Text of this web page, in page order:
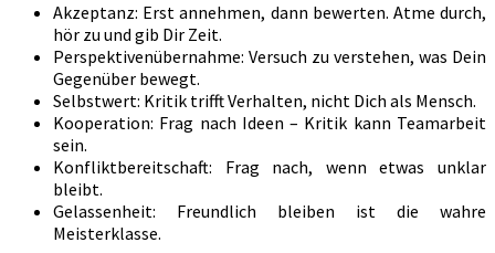
Akzeptanz: Erst annehmen, dann bewerten. Atme durch,
hör zu und gib Dir Zeit.
Perspektivenübernahme: Versuch zu verstehen, was Dein
Gegenüber bewegt.
Selbstwert: Kritik trifft Verhalten, nicht Dich als Mensch.
Kooperation: Frag nach Ideen – Kritik kann Teamarbeit
sein.
Konfliktbereitschaft: Frag nach, wenn etwas unklar
bleibt.
Gelassenheit: Freundlich bleiben ist die wahre
Meisterklasse.